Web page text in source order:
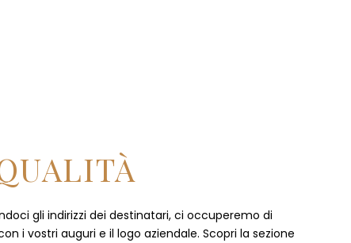
gli indirizzi dei destinatari, ci occuperemo di
i vostri auguri e il logo aziendale. Scopri la sezione